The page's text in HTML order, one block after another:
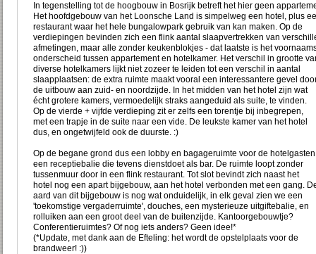
In tegenstelling tot de hoogbouw in Bosrijk betreft het hier geen
Het hoofdgebouw van het Loonsche Land is simpelweg een hotel, plus
restaurant waar het hele bungalowpark gebruik van kan maken. Op de
verdiepingen bevinden zich een flink aantal slaapvertrekken van
afmetingen, maar alle zonder keukenblokjes - dat laatste is het
onderscheid tussen appartement en hotelkamer. Het verschil in grootte
diverse hotelkamers lijkt niet zozeer te leiden tot een verschil in aantal
slaapplaatsen: de extra ruimte maakt vooral een interessantere gevel
de uitbouw aan zuid- en noordzijde. In het midden van het hotel zijn wat
écht grotere kamers, vermoedelijk straks aangeduid als suite, te vinden.
Op de vierde + vijfde verdieping zit er zelfs een torentje bij inbegrepen,
met een trapje in de suite naar een vide. De leukste kamer van het hotel
dus, en ongetwijfeld ook de duurste. :)
Op de begane grond dus een lobby en bagageruimte voor de
een receptiebalie die tevens dienstdoet als bar. De ruimte loopt zonder
tussenmuur door in een flink restaurant. Tot slot bevindt zich naast het
hotel nog een apart bijgebouw, aan het hotel verbonden met een gang.
aard van dit bijgebouw is nog wat onduidelijk, in elk geval zien we een
'toekomstige vergaderruimte', douches, een mysterieuze uitgiftebalie, en
rolluiken aan een groot deel van de buitenzijde. Kantoorgebouwtje?
Conferentieruimtes? Of nog iets anders? Geen idee!*
(*Update, met dank aan de Efteling: het wordt de opstelplaats voor de
brandweer! :))